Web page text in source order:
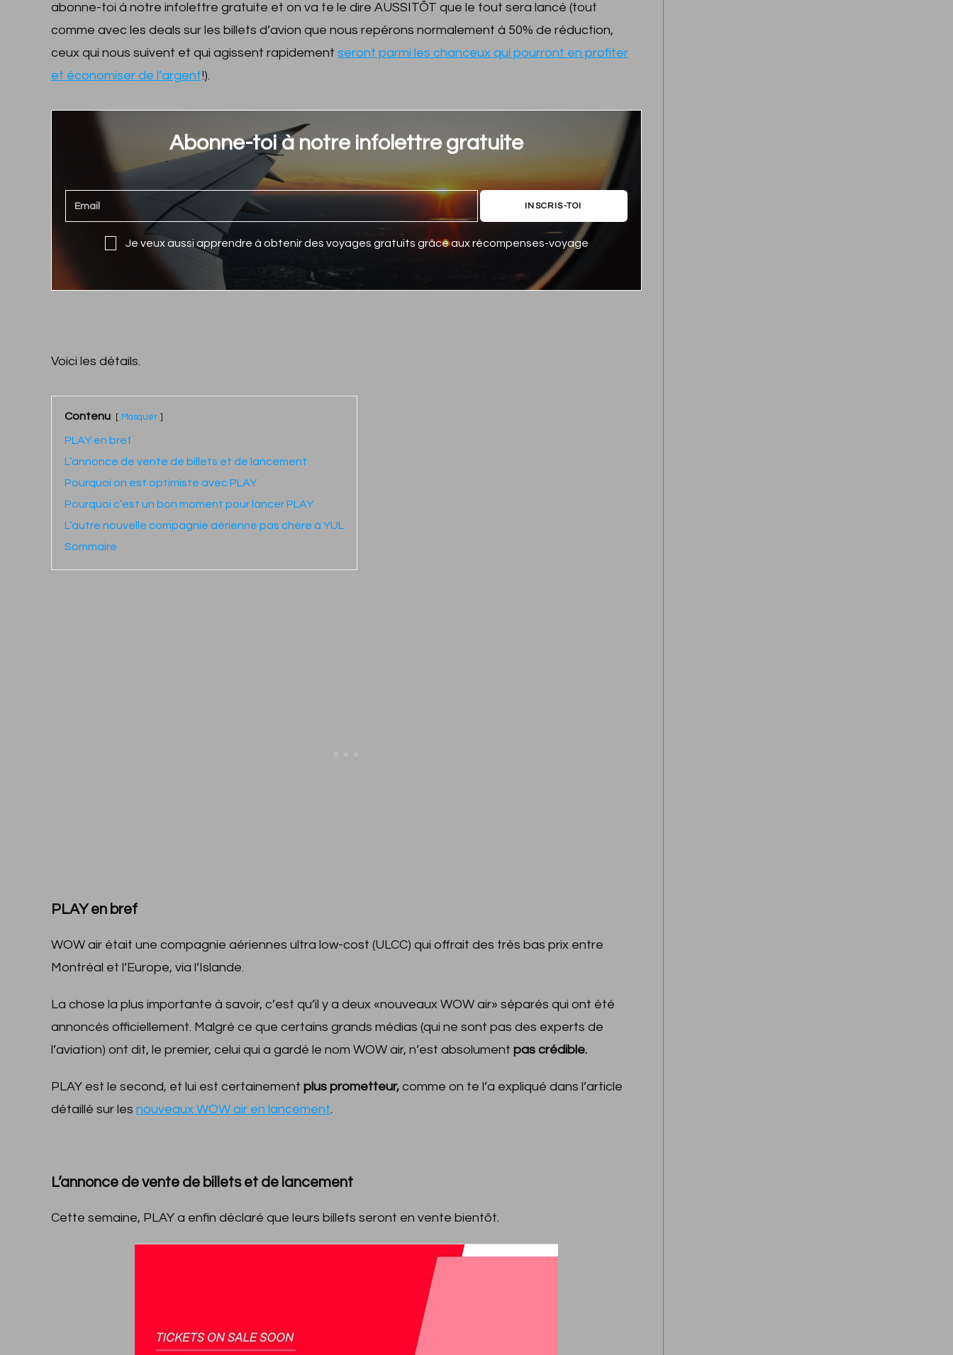
abonne-toi à notre infolettre gratuite et on va te le dire AUSSITÔT que le tout sera lancé (tout
comme avec les deals sur les billets d’avion que nous repérons normalement à 50% de réduction,
ceux qui nous suivent et qui agissent rapidement seront parmi les chanceux qui pourront en profiter
et économiser de l’argent!).
Abonne-toi à notre infolettre gratuite
INSCRIS-TOI
Je veux aussi apprendre à obtenir des voyages gratuits grâce aux récompenses-voyage
Voici les détails.
Contenu Masquer
PLAY en bref
L’annonce de vente de billets et de lancement
Pourquoi on est optimiste avec PLAY
Pourquoi c’est un bon moment pour lancer PLAY
L’autre nouvelle compagnie aérienne pas chère à YUL
Sommaire
PLAY en bref
WOW air était une compagnie aériennes ultra low-cost (ULCC) qui offrait des très bas prix entre
Montréal et l’Europe, via l’Islande.
La chose la plus importante à savoir, c’est qu’il y a deux «nouveaux WOW air» séparés qui ont été
annoncés officiellement. Malgré ce que certains grands médias (qui ne sont pas des experts de
l’aviation) ont dit, le premier, celui qui a gardé le nom WOW air, n’est absolument pas crédible.
PLAY est le second, et lui est certainement plus prometteur, comme on te l’a expliqué dans l’article
détaillé sur les nouveaux WOW air en lancement.
L’annonce de vente de billets et de lancement
Cette semaine, PLAY a enfin déclaré que leurs billets seront en vente bientôt.